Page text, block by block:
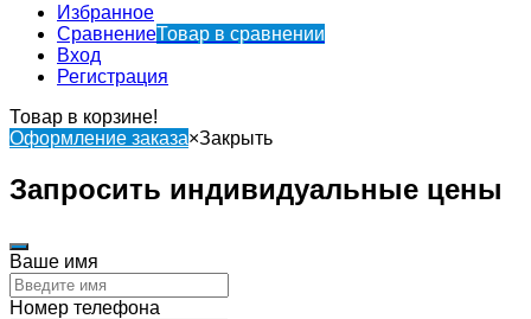
Избранное
СравнениеТовар в сравнении
Вход
Регистрация
Товар в корзине!
Оформление заказа×Закрыть
Запросить индивидуальные цены
Ваше имя
Номер телефона